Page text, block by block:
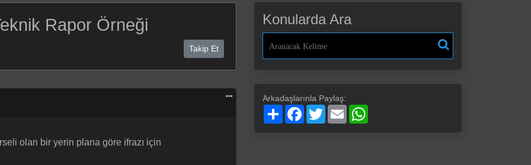
Rapor Örneği
Takip Et
olan bir yerin plana göre ifrazı için
Konularda Ara
Arkadaşlarınla Paylaş:
PaylaşFacebook
TwitterEmail